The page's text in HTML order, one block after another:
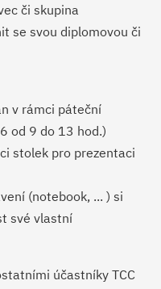
či skupina
se svou diplomovou či
v rámci páteční
od 9 do 13 hod.)
stolek pro prezentaci
(notebook, ... ) si
své vlastní
účastníky TCC